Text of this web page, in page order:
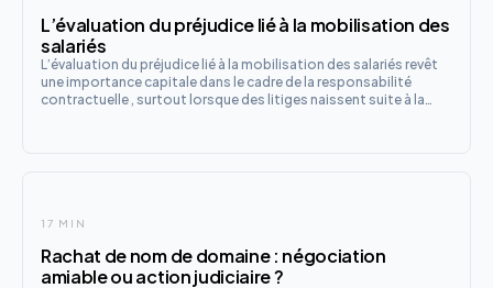
L’évaluation du préjudice lié à la mobilisation des
salariés
L’évaluation du préjudice lié à la mobilisation des salariés revêt
une importance capitale dans le cadre de la responsabilité
contractuelle , surtout lorsque des litiges naissent suite à la
17 MIN
Rachat de nom de domaine : négociation
amiable ou action judiciaire ?